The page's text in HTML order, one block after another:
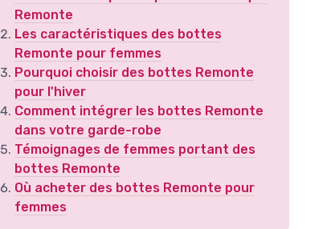
Remonte
Les caractéristiques des bottes
Remonte pour femmes
Pourquoi choisir des bottes Remonte
pour l'hiver
Comment intégrer les bottes Remonte
dans votre garde-robe
Témoignages de femmes portant des
bottes Remonte
Où acheter des bottes Remonte pour
femmes